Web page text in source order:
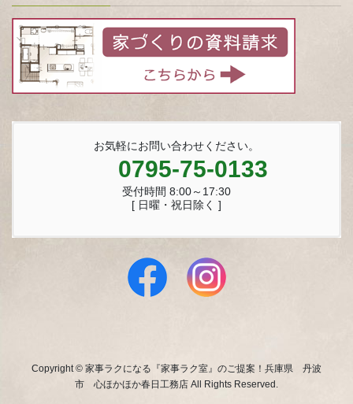
お気軽にお問い合わせください。
0795-75-0133
受付時間 8:00～17:30
[ 日曜・祝日除く ]
Copyright © 家事ラクになる『家事ラク室』のご提案！兵庫県 丹波
市 心ほかほか春日工務店 All Rights Reserved.